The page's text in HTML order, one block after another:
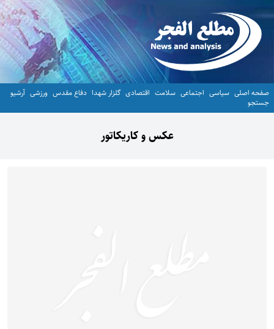
صفحه اصلی سیاسی اجتماعی سلامت اقتصادی گلزار شهدا دفاع مقدس ورزشی آرشیو
جستجو
عکس و کاریکاتور